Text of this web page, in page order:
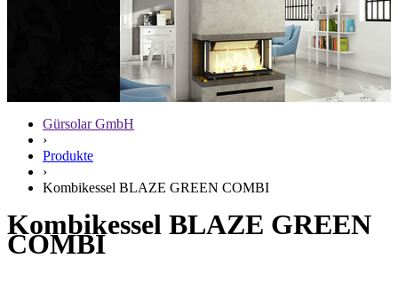
Gürsolar GmbH
›
Produkte
›
Kombikessel BLAZE GREEN COMBI
Kombikessel BLAZE GREEN
COMBI